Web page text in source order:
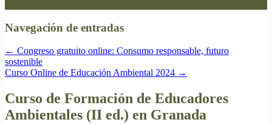
Navegación de entradas
← Congreso gratuito online: Consumo responsable, futuro
sostenible
Curso Online de Educación Ambiental 2024 →
Curso de Formación de Educadores
Ambientales (II ed.) en Granada